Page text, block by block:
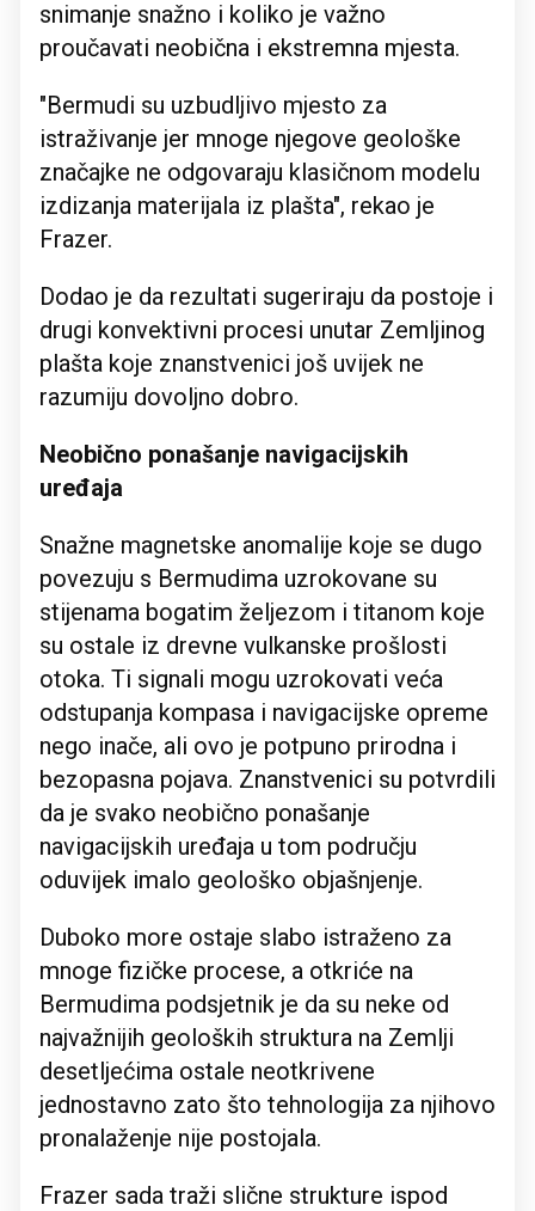
snimanje snažno i koliko je važno
proučavati neobična i ekstremna mjesta.
"Bermudi su uzbudljivo mjesto za
istraživanje jer mnoge njegove geološke
značajke ne odgovaraju klasičnom modelu
izdizanja materijala iz plašta", rekao je
Frazer.
Dodao je da rezultati sugeriraju da postoje i
drugi konvektivni procesi unutar Zemljinog
plašta koje znanstvenici još uvijek ne
razumiju dovoljno dobro.
Neobično ponašanje navigacijskih
uređaja
Snažne magnetske anomalije koje se dugo
povezuju s Bermudima uzrokovane su
stijenama bogatim željezom i titanom koje
su ostale iz drevne vulkanske prošlosti
otoka. Ti signali mogu uzrokovati veća
odstupanja kompasa i navigacijske opreme
nego inače, ali ovo je potpuno prirodna i
bezopasna pojava. Znanstvenici su potvrdili
da je svako neobično ponašanje
navigacijskih uređaja u tom području
oduvijek imalo geološko objašnjenje.
Duboko more ostaje slabo istraženo za
mnoge fizičke procese, a otkriće na
Bermudima podsjetnik je da su neke od
najvažnijih geoloških struktura na Zemlji
desetljećima ostale neotkrivene
jednostavno zato što tehnologija za njihovo
pronalaženje nije postojala.
Frazer sada traži slične strukture ispod